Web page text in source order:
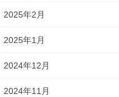
2025年2月
2025年1月
2024年12月
2024年11月